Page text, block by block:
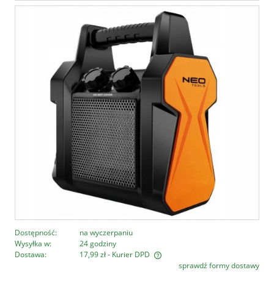
Dostępność:
na wyczerpaniu
Wysyłka w:
24 godziny
Dostawa:
17,99 zł- Kurier DPD
Cena nie zawiera ewentualnych kosztów płatnościsprawdź formy dostawy